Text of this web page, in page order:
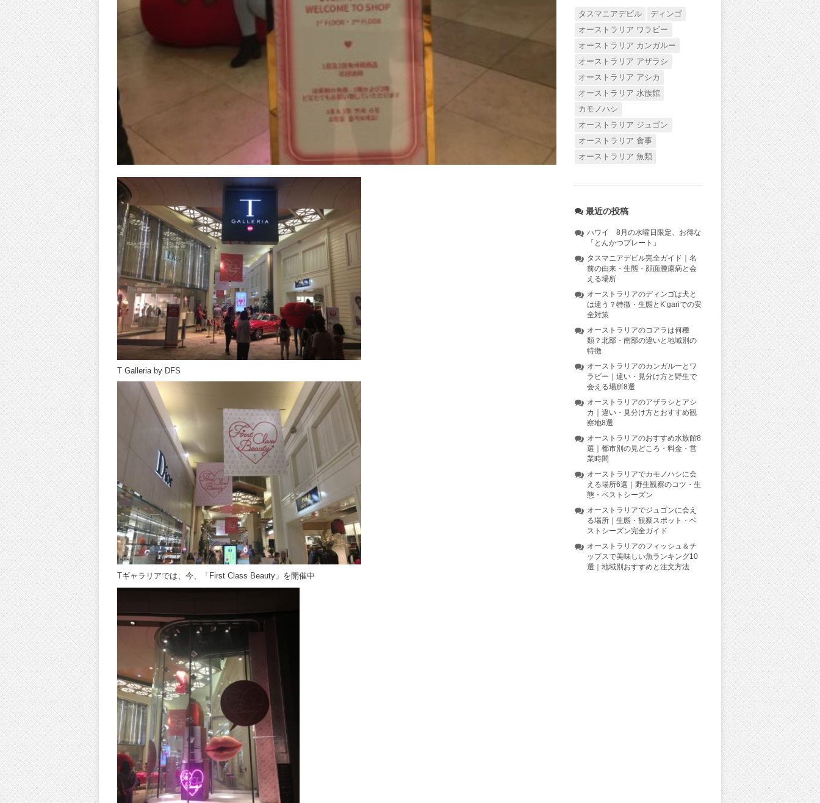
T Galleria by DFS
Tギャラリアでは、今、「First Class Beauty」を開催中
タスマニアデビル
ディンゴ
オーストラリア ワラビー
オーストラリア カンガルー
オーストラリア アザラシ
オーストラリア アシカ
オーストラリア 水族館
カモノハシ
オーストラリア ジュゴン
オーストラリア 食事
オーストラリア 魚類
最近の投稿
ハワイ 8月の水曜日限定、お得な
「とんかつプレート」
タスマニアデビル完全ガイド｜名
前の由来・生態・顔面腫瘍病と会
える場所
オーストラリアのディンゴは犬と
は違う？特徴・生態とK’gariでの安
全対策
オーストラリアのコアラは何種
類？北部・南部の違いと地域別の
特徴
オーストラリアのカンガルーとワ
ラビー｜違い・見分け方と野生で
会える場所8選
オーストラリアのアザラシとアシ
カ｜違い・見分け方とおすすめ観
察地8選
オーストラリアのおすすめ水族館8
選｜都市別の見どころ・料金・営
業時間
オーストラリアでカモノハシに会
える場所6選｜野生観察のコツ・生
態・ベストシーズン
オーストラリアでジュゴンに会え
る場所｜生態・観察スポット・ベ
ストシーズン完全ガイド
オーストラリアのフィッシュ＆チ
ップスで美味しい魚ランキング10
選｜地域別おすすめと注文方法